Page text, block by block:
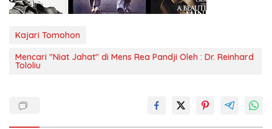
Kajari Tomohon
Mencari "Niat Jahat" di Mens Rea Pandji Oleh : Dr. Reinhard
Tololiu